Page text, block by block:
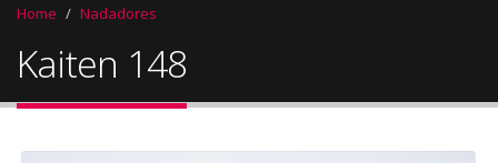
Home Nadadores
Kaiten 148